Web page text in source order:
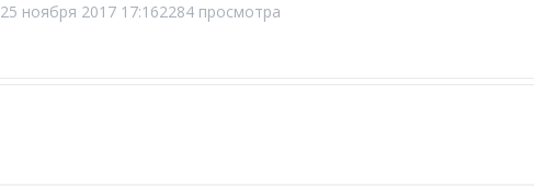
25 ноября 2017 17:162284 просмотра